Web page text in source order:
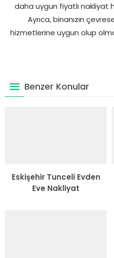
daha uygun fiyatlı nakliyat
Ayrıca, binanızın
hizmetlerine uygun olup
Benzer Konular
Eskişehir Tunceli Evden
Eve Nakliyat